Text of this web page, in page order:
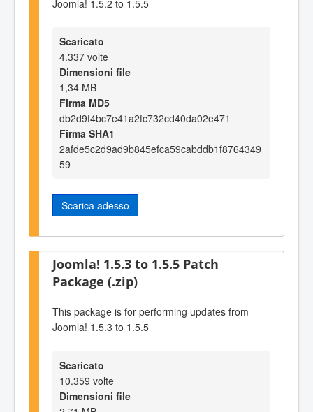
Joomla! 1.5.2 to 1.5.5
Scaricato
4.337 volte
Dimensioni file
1,34 MB
Firma MD5
db2d9f4bc7e41a2fc732cd40da02e471
Firma SHA1
2afde5c2d9ad9b845efca59cabddb1f8764349
59
Scarica adesso
Joomla! 1.5.3 to 1.5.5 Patch
Package (.zip)
This package is for performing updates from
Joomla! 1.5.3 to 1.5.5
Scaricato
10.359 volte
Dimensioni file